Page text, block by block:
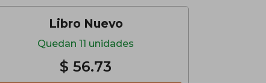
Libro Nuevo
Quedan 11 unidades
$ 56.73